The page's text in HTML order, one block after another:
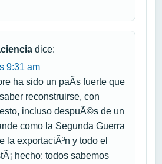
dice:
9:31 am
ha sido un paÃ­s fuerte que
reconstruirse, con
incluso despuÃ©s de un
como la Segunda Guerra
la exportaciÃ³n y todo el
hecho: todos sabemos